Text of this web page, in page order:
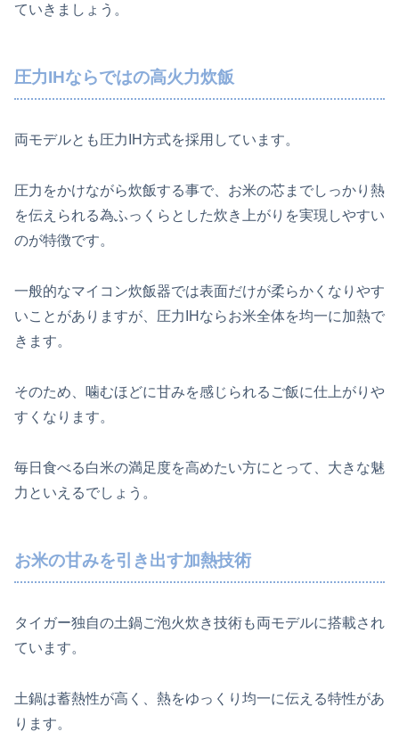
ていきましょう。
圧力IHならではの高火力炊飯
両モデルとも圧力IH方式を採用しています。
圧力をかけながら炊飯する事で、お米の芯までしっかり熱
を伝えられる為ふっくらとした炊き上がりを実現しやすい
のが特徴です。
一般的なマイコン炊飯器では表面だけが柔らかくなりやす
いことがありますが、圧力IHならお米全体を均一に加熱で
きます。
そのため、噛むほどに甘みを感じられるご飯に仕上がりや
すくなります。
毎日食べる白米の満足度を高めたい方にとって、大きな魅
力といえるでしょう。
お米の甘みを引き出す加熱技術
タイガー独自の土鍋ご泡火炊き技術も両モデルに搭載され
ています。
土鍋は蓄熱性が高く、熱をゆっくり均一に伝える特性があ
ります。